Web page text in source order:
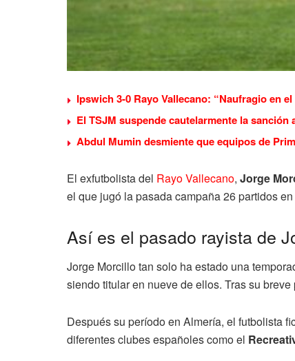
Ipswich 3-0 Rayo Vallecano: “Naufragio en
El TSJM suspende cautelarmente la
Abdul Mumin desmiente que equipos de
El exfutbolista del Rayo Vallecano, Jorge
el que jugó la pasada campaña 26 partidos
Así es el pasado rayista de
Jorge Morcillo tan solo ha estado una
siendo titular en nueve de ellos. Tras su
Después su período en Almería, el futbolista
diferentes clubes españoles como el